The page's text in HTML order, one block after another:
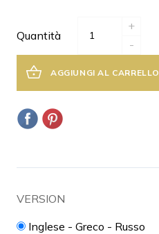
Quantità
+
-
AGGIUNGI AL CARRELLO
VERSION
Inglese - Greco - Russo